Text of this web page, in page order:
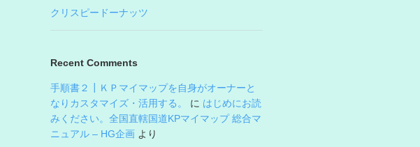
クリスピードーナッツ
Recent Comments
手順書２┃ＫＰマイマップを自身がオーナーと
なりカスタマイズ・活用する。
に はじめにお読
みください。全国直轄国道KPマイマップ 総合マ
ニュアル – HG企画 より